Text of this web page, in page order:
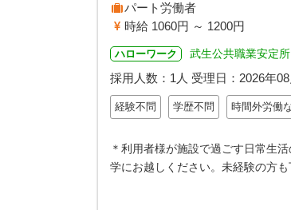
パート労働者
時給 1060円 ～ 1200円
ハローワーク 武生公共職業安定所
採用人数：1人 受理日： 2026年
経験不問 学歴不問 時間外労働
＊利用者様が施設で過ごす日常生
学にお越しください。未経験の方